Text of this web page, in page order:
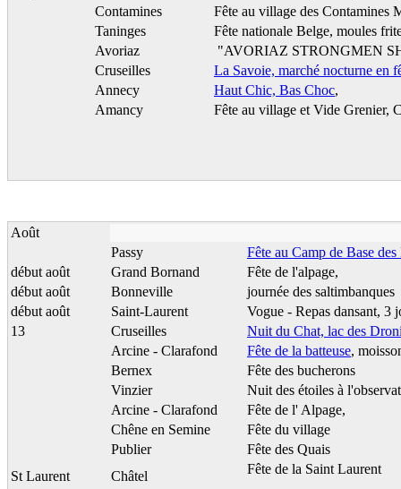
Contamines
Fête au village des Contamines
Taninges
Fête nationale Belge, moules
Avoriaz
"AVORIAZ STRONGMEN
Cruseilles
La Savoie, marché nocturne en
Annecy
Haut Chic, Bas Choc,
Amancy
Fête au village et Vide Grenier,
Août
Passy
Fête au Camp de Base
début août
Grand Bornand
Fête de l'alpage,
début août
Bonneville
journée des saltimbanques
début août
Saint-Laurent
Vogue - Repas dansant, 3
13
Cruseilles
Nuit du Chat, lac des
Arcine - Clarafond
Fête de la batteuse,
Bernex
Fête des bucherons
Vinzier
Nuit des étoiles à
Arcine - Clarafond
Fête de l' Alpage,
Chêne en Semine
Fête du village
Publier
Fête des Quais
St Laurent
Châtel Fête de la Saint Laurent